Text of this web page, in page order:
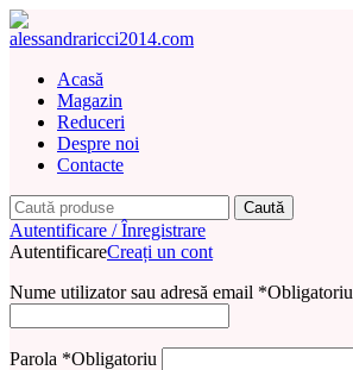
Acasă
Magazin
Reduceri
Despre noi
Contacte
Caută
Autentificare / Înregistrare
AutentificareCreați un cont
Nume utilizator sau adresă email *Obligatoriu
Parola *Obligatoriu